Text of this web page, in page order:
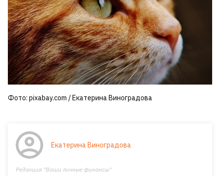
Фото: pixabay.com / Екатерина Виноградова
Екатерина Виноградова
Редакция "Ваши личные финансы"